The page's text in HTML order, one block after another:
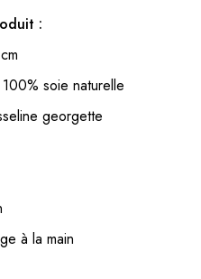
:
soie naturelle
georgette
à la main